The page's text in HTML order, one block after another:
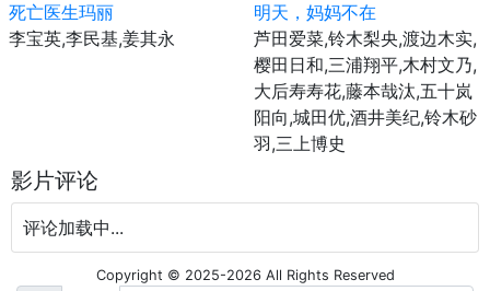
死亡医生玛丽
李宝英,李民基,姜其永
明天，妈妈不在
芦田爱菜,铃木梨央,渡边木实,
樱田日和,三浦翔平,木村文乃,
大后寿寿花,藤本哉汰,五十岚
阳向,城田优,酒井美纪,铃木砂
羽,三上博史
影片评论
评论加载中...
Copyright © 2025-2026 All Rights Reserved